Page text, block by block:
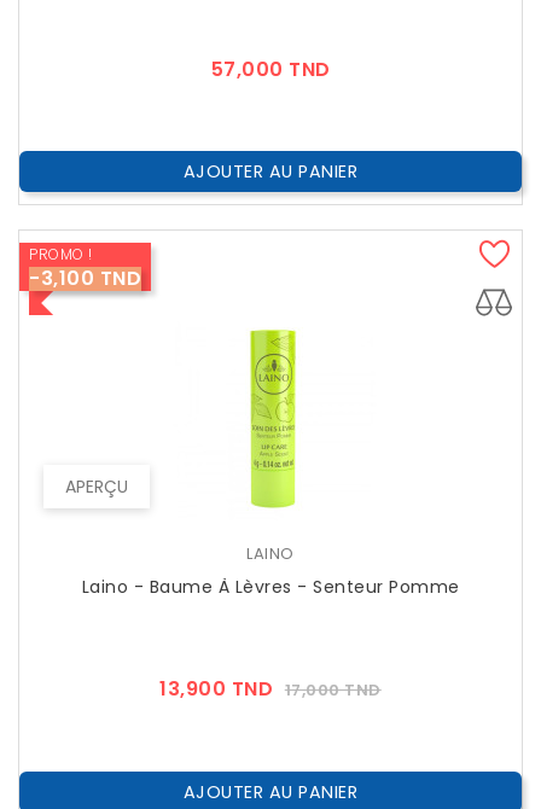
57,000 TND
AJOUTER AU PANIER
APERÇU
PROMO !
-3,100 TND
LAINO
Laino - Baume À Lèvres - Senteur Pomme
13,900 TND Prix
17,000 TNDPrix
AJOUTER AU PANIER